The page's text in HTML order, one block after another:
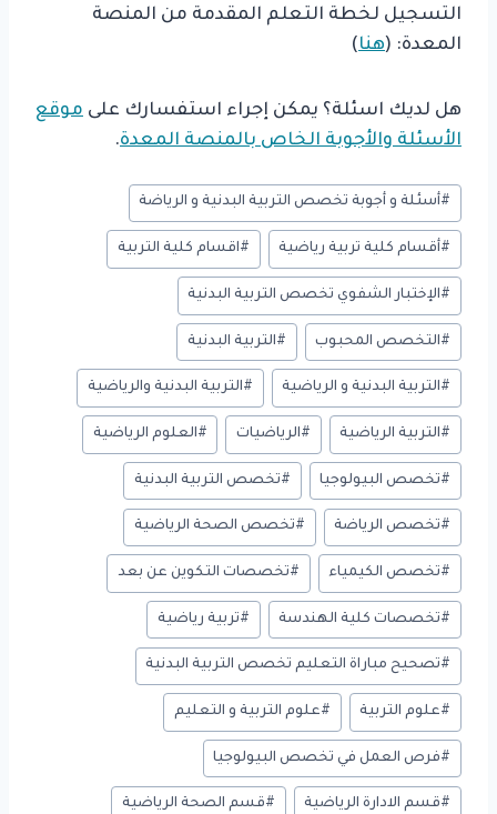
التسجيل لخطة التعلم المقدمة من المنصة
المعدة: (هنا )
هل لديك اسئلة؟ يمكن إجراء استفسارك على موقع
الأسئلة والأجوبة الخاص بالمنصة المعدة.
وسوم
المقال:
#أسئلة و أجوبة تخصص التربية البدنية و الرياضة
#أقسام كلية تربية رياضية #اقسام كلية التربية
#الإختبار الشفوي تخصص التربية البدنية
#التخصص المحبوب #التربية البدنية
#التربية البدنية و الرياضية #التربية البدنية والرياضية
#التربية الرياضية #الرياضيات #العلوم الرياضية
#تخصص البيولوجيا #تخصص التربية البدنية
#تخصص الرياضة #تخصص الصحة الرياضية
#تخصص الكيمياء #تخصصات التكوين عن بعد
#تخصصات كلية الهندسة #تربية رياضية
#تصحيح مباراة التعليم تخصص التربية البدنية
#علوم التربية #علوم التربية و التعليم
#فرص العمل في تخصص البيولوجيا
#قسم الادارة الرياضية #قسم الصحة الرياضية